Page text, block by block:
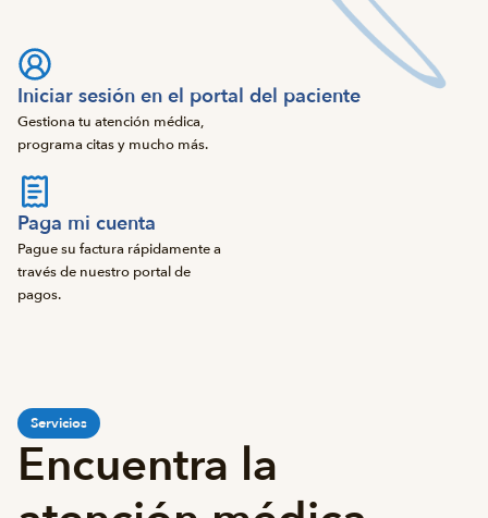
Iniciar sesión en el portal del paciente
Gestiona tu atención médica,
programa citas y mucho más.
Paga mi cuenta
Pague su factura rápidamente a
través de nuestro portal de
pagos.
Servicios
Servicios
Encuentra la